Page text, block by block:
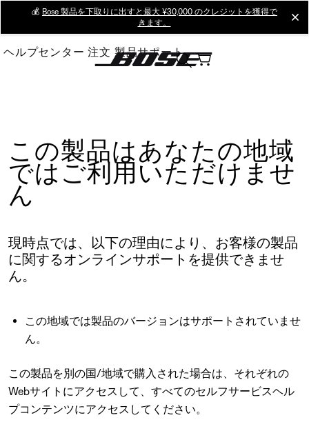
Main
💰 Bose 製品を下取りに出すと最大 ¥30,000 のクレジットを獲得で
きます。
ヘルプセンター 注文 製品サポート
この製品はあなたの地域
ではご利用いただけませ
ん
現時点では、以下の理由により、お客様の製品
に関するオンラインサポートを提供できませ
ん。
この地域では製品のバージョンはサポートされていませ
ん。
この製品を別の国/地域で購入された場合は、それぞれの
Webサイトにアクセスして、すべてのセルフサービスヘル
プコンテンツにアクセスしてください。